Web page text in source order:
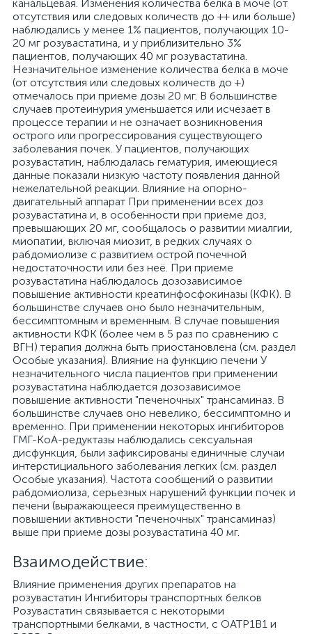
канальцевая. Изменения количества белка в моче (от
отсутствия или следовых количеств до ++ или больше)
наблюдались у менее 1% пациентов, получающих 10-
20 мг розувастатина, и у приблизительно 3%
пациентов, получающих 40 мг розувастатина.
Незначительное изменение количества белка в моче
(от отсутствия или следовых количеств до +)
отмечалось при приеме дозы 20 мг. В большинстве
случаев протеинурия уменьшается или исчезает в
процессе терапии и не означает возникновения
острого или прогрессирования существующего
заболевания почек. У пациентов, получающих
розувастатин, наблюдалась гематурия, имеющиеся
данные показали низкую частоту появления данной
нежелательной реакции. Влияние на опорно-
двигательный аппарат При применении всех доз
розувастатина и, в особенности при приеме доз,
превышающих 20 мг, сообщалось о развитии миалгии,
миопатии, включая миозит, в редких случаях о
рабдомиолизе с развитием острой почечной
недостаточности или без неё. При приеме
розувастатина наблюдалось дозозависимое
повышение активности креатинфосфокиназы (КФК). В
большинстве случаев оно было незначительным,
бессимптомным и временным. В случае повышения
активности КФК (более чем в 5 раз по сравнению с
ВГН) терапия должна быть приостановлена (см. раздел
Особые указания). Влияние на функцию печени У
незначительного числа пациентов при применении
розувастатина наблюдается дозозависимое
повышение активности "печеночных" трансаминаз. В
большинстве случаев оно невелико, бессимптомно и
временно. При применении некоторых ингибиторов
ГМГ-КоА-редуктазы наблюдались сексуальная
дисфункция, были зафиксированы единичные случаи
интерстициального заболевания легких (см. раздел
Особые указания). Частота сообщений о развитии
рабдомиолиза, серьезных нарушений функции почек и
печени (выражающееся преимущественно в
повышении активности "печеночных" трансаминаз)
выше при приеме дозы розувастатина 40 мг.
Взаимодействие:
Влияние применения других препаратов на
розувастатин Ингибиторы транспортных белков
Розувастатин связывается с некоторыми
транспортными белками, в частности, с OATP1B1 и